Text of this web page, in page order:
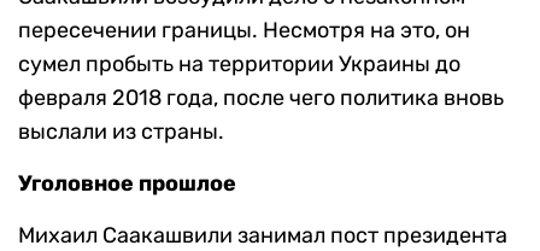
пересечении границы. Несмотря на это, он
сумел пробыть на территории Украины до
февраля 2018 года, после чего политика вновь
выслали из страны.
Уголовное прошлое
Михаил Саакашвили занимал пост президента